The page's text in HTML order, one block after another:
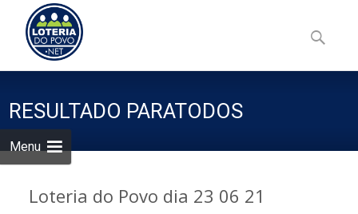
Menu
to
content
por:
RESULTADO PARATODOS
Loteria do Povo dia 23 06 21